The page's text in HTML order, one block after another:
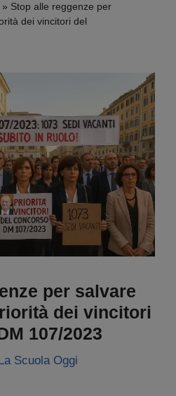
» Stop alle reggenze per
dei vincitori del
per salvare
dei vincitori
107/2023
Scuola Oggi